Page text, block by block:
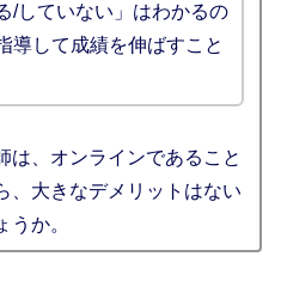
/していない」はわかるの
導して成績を伸ばすこと
は、オンラインであること
、大きなデメリットはない
か。